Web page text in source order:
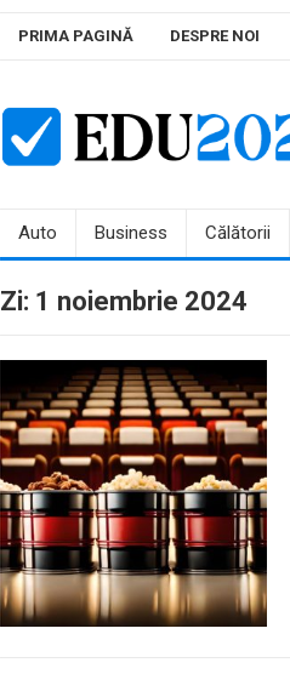
PRIMA PAGINĂ DESPRE NOI
Auto Business Călătorii
Zi: 1 noiembrie 2024